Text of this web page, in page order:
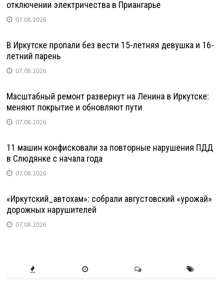
отключении электричества в Приангарье
07.08.2026
В Иркутске пропали без вести 15-летняя девушка и 16-
летний парень
07.08.2026
Масштабный ремонт развернут на Ленина в Иркутске:
меняют покрытие и обновляют пути
07.08.2026
11 машин конфисковали за повторные нарушения ПДД
в Слюдянке с начала года
07.08.2026
«Иркутский_автохам»: собрали августовский «урожай»
дорожных нарушителей
07.08.2026